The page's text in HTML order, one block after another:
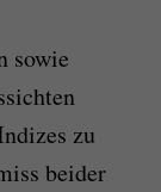
sowie
zu
beider